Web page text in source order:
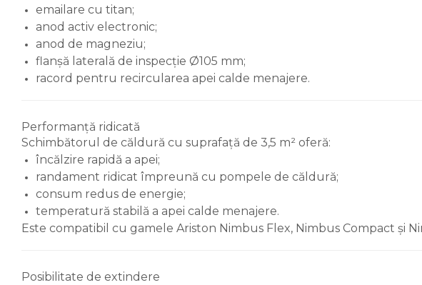
Boilere solare indirecte (cu
serpentina)
Boilere pentru pompe de
caldura
Accesorii boilere
Tevi si fitinguri
Tevi si fitinguri PPR
Fitinguri alama
Tevi si fitinguri fonta
Robineti
Robineti de trecere pentru
Robineti coltari pentru apa
emailare cu titan;
anod activ electronic;
anod de magneziu;
flanșă laterală de inspecție Ø105 mm;
racord pentru recircularea apei calde menajere.
Performanță ridicată
Schimbătorul de căldură cu suprafață de 3,5 m² oferă:
încălzire rapidă a apei;
randament ridicat împreună cu pompele de căldură;
consum redus de energie;
temperatură stabilă a apei calde menajere.
Este compatibil cu gamele Ariston Nimbus Flex, Nimbus Compact și
Posibilitate de extindere